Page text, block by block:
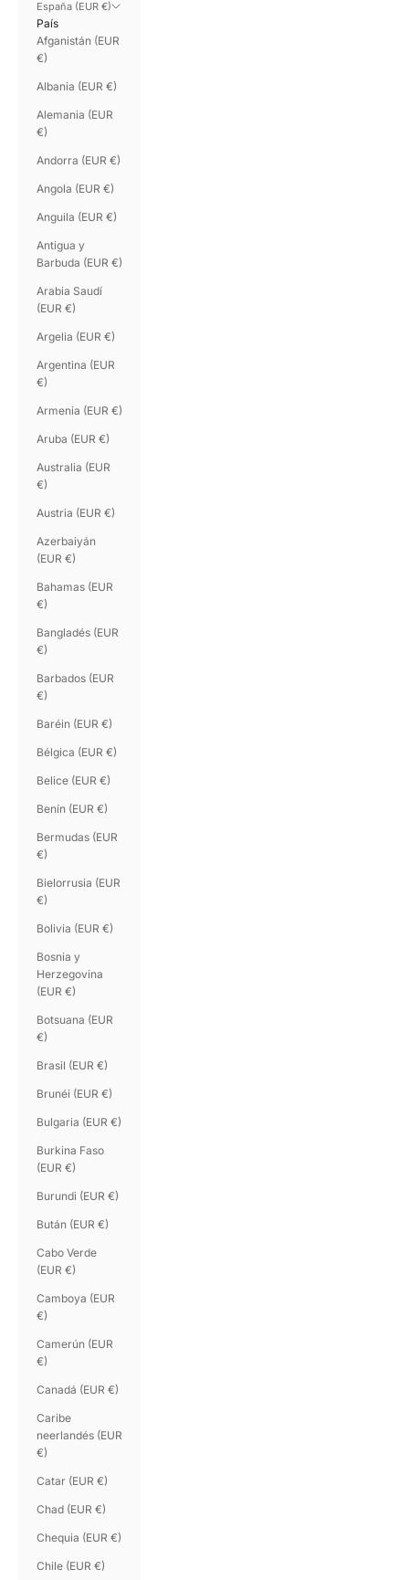
España (EUR €)
País
Afganistán (EUR
€)
Albania (EUR €)
Alemania (EUR
€)
Andorra (EUR €)
Angola (EUR €)
Anguila (EUR €)
Antigua y
Barbuda (EUR €)
Arabia Saudí
(EUR €)
Argelia (EUR €)
Argentina (EUR
€)
Armenia (EUR €)
Aruba (EUR €)
Australia (EUR
€)
Austria (EUR €)
Azerbaiyán
(EUR €)
Bahamas (EUR
€)
Bangladés (EUR
€)
Barbados (EUR
€)
Baréin (EUR €)
Bélgica (EUR €)
Belice (EUR €)
Benín (EUR €)
Bermudas (EUR
€)
Bielorrusia (EUR
€)
Bolivia (EUR €)
Bosnia y
Herzegovina
(EUR €)
Botsuana (EUR
€)
Brasil (EUR €)
Brunéi (EUR €)
Bulgaria (EUR €)
Burkina Faso
(EUR €)
Burundi (EUR €)
Bután (EUR €)
Cabo Verde
(EUR €)
Camboya (EUR
€)
Camerún (EUR
€)
Canadá (EUR €)
Caribe
neerlandés (EUR
€)
Catar (EUR €)
Chad (EUR €)
Chequia (EUR €)
Chile (EUR €)